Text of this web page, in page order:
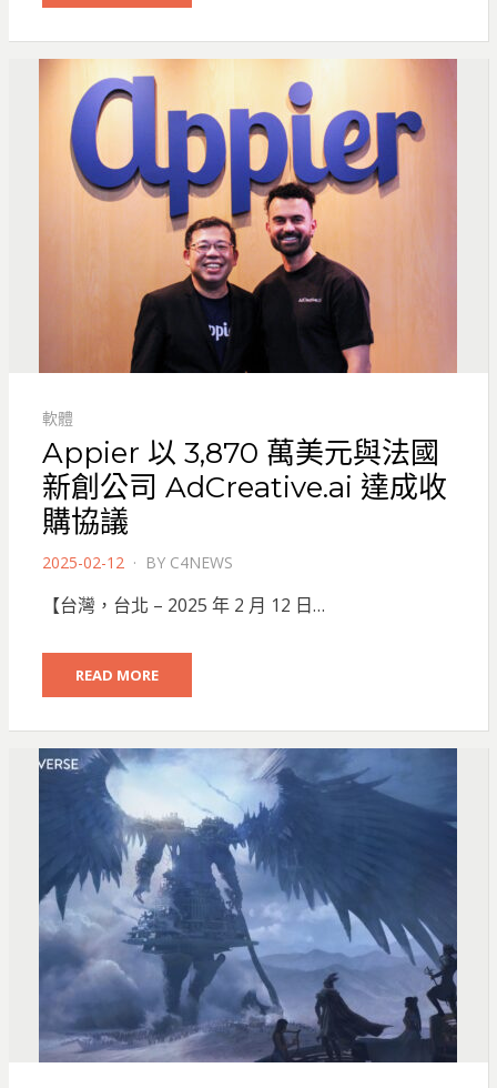
軟體
Appier 以 3,870 萬美元與法國
新創公司 AdCreative.ai 達成收
購協議
POSTED
2025-02-12 BY C4NEWS
【台灣，台北 – 2025 年 2 月 12 日…
READ MORE